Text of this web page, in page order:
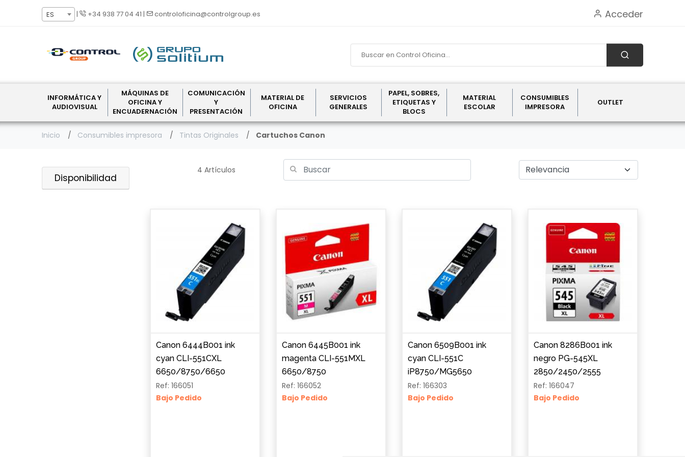
ES | +34 938 77 04 41 | controloficina@controlgroup.es Acceder
INFORMÁTICA Y
AUDIOVISUAL
MÁQUINAS DE
OFICINA Y
ENCUADERNACIÓN
COMUNICACIÓN
Y
PRESENTACIÓN
MATERIAL DE
OFICINA
SERVICIOS
GENERALES
PAPEL, SOBRES,
ETIQUETAS Y
BLOCS
MATERIAL
ESCOLAR
CONSUMIBLES
IMPRESORA
OUTLET
Inicio Consumibles impresora Tintas Originales Cartuchos Canon
Disponibilidad
4 Artículos
Canon 6444B001 ink
cyan CLI-551CXL
6650/8750/6650
Ref: 166051
Bajo Pedido
Canon 6445B001 ink
magenta CLI-551MXL
6650/8750
Ref: 166052
Bajo Pedido
Canon 6509B001 ink
cyan CLI-551C
iP8750/MG5650
Ref: 166303
Bajo Pedido
Canon 8286B001 ink
negro PG-545XL
2850/2450/2555
Ref: 166047
Bajo Pedido